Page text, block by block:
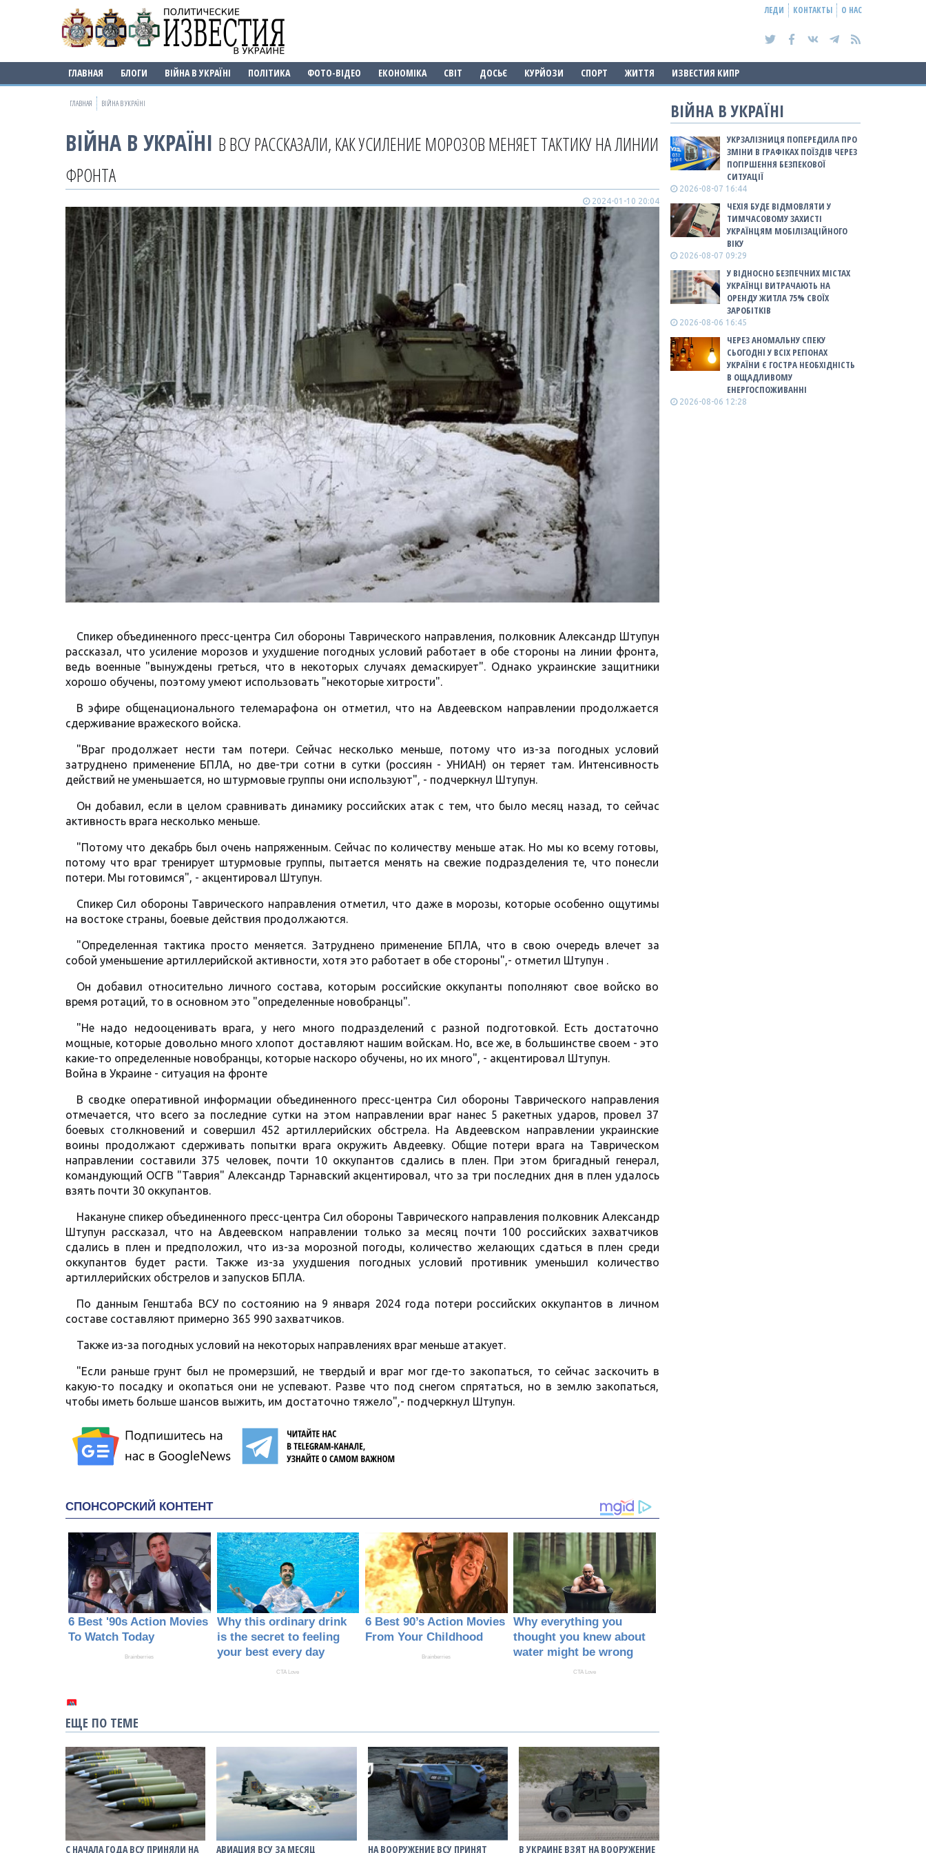
ЛЕДИ КОНТАКТЫ О НАС
ГЛАВНАЯ БЛОГИ ВІЙНА В УКРАЇНІ ПОЛІТИКА ФОТО-ВІДЕО ЕКОНОМІКА СВІТ ДОСЬЄ КУРЙОЗИ СПОРТ ЖИТТЯ ИЗВЕСТИЯ КИПР
ГЛАВНАЯ ВІЙНА В УКРАЇНІ
ВІЙНА В УКРАЇНІ В ВСУ РАССКАЗАЛИ, КАК УСИЛЕНИЕ МОРОЗОВ МЕНЯЕТ ТАКТИКУ НА ЛИНИИ
ФРОНТА
2024-01-10 20:04
Спикер объединенного пресс-центра Сил обороны Таврического направления, полковник Александр Штупун
рассказал, что усиление морозов и ухудшение погодных условий работает в обе стороны на линии фронта,
ведь военные "вынуждены греться, что в некоторых случаях демаскирует". Однако украинские защитники
хорошо обучены, поэтому умеют использовать "некоторые хитрости".
В эфире общенационального телемарафона он отметил, что на Авдеевском направлении продолжается
сдерживание вражеского войска.
"Враг продолжает нести там потери. Сейчас несколько меньше, потому что из-за погодных условий
затруднено применение БПЛА, но две-три сотни в сутки (россиян - УНИАН) он теряет там. Интенсивность
действий не уменьшается, но штурмовые группы они используют", - подчеркнул Штупун.
Он добавил, если в целом сравнивать динамику российских атак с тем, что было месяц назад, то сейчас
активность врага несколько меньше.
"Потому что декабрь был очень напряженным. Сейчас по количеству меньше атак. Но мы ко всему готовы,
потому что враг тренирует штурмовые группы, пытается менять на свежие подразделения те, что понесли
потери. Мы готовимся", - акцентировал Штупун.
Спикер Сил обороны Таврического направления отметил, что даже в морозы, которые особенно ощутимы
на востоке страны, боевые действия продолжаются.
"Определенная тактика просто меняется. Затруднено применение БПЛА, что в свою очередь влечет за
собой уменьшение артиллерийской активности, хотя это работает в обе стороны",- отметил Штупун .
Он добавил относительно личного состава, которым российские оккупанты пополняют свое войско во
время ротаций, то в основном это "определенные новобранцы".
"Не надо недооценивать врага, у него много подразделений с разной подготовкой. Есть достаточно
мощные, которые довольно много хлопот доставляют нашим войскам. Но, все же, в большинстве своем - это
какие-то определенные новобранцы, которые наскоро обучены, но их много", - акцентировал Штупун.
Война в Украине - ситуация на фронте
В сводке оперативной информации объединенного пресс-центра Сил обороны Таврического направления
отмечается, что всего за последние сутки на этом направлении враг нанес 5 ракетных ударов, провел 37
боевых столкновений и совершил 452 артиллерийских обстрела. На Авдеевском направлении украинские
воины продолжают сдерживать попытки врага окружить Авдеевку. Общие потери врага на Таврическом
направлении составили 375 человек, почти 10 оккупантов сдались в плен. При этом бригадный генерал,
командующий ОСГВ "Таврия" Александр Тарнавский акцентировал, что за три последних дня в плен удалось
взять почти 30 оккупантов.
Накануне спикер объединенного пресс-центра Сил обороны Таврического направления полковник Александр
Штупун рассказал, что на Авдеевском направлении только за месяц почти 100 российских захватчиков
сдались в плен и предположил, что из-за морозной погоды, количество желающих сдаться в плен среди
оккупантов будет расти. Также из-за ухудшения погодных условий противник уменьшил количество
артиллерийских обстрелов и запусков БПЛА.
По данным Генштаба ВСУ по состоянию на 9 января 2024 года потери российских оккупантов в личном
составе составляют примерно 365 990 захватчиков.
Также из-за погодных условий на некоторых направлениях враг меньше атакует.
"Если раньше грунт был не промерзший, не твердый и враг мог где-то закопаться, то сейчас заскочить в
какую-то посадку и окопаться они не успевают. Разве что под снегом спрятаться, но в землю закопаться,
чтобы иметь больше шансов выжить, им достаточно тяжело",- подчеркнул Штупун.
ЕЩЕ ПО ТЕМЕ
С НАЧАЛА ГОДА ВСУ ПРИНЯЛИ НА АВИАЦИЯ ВСУ ЗА МЕСЯЦ НА ВООРУЖЕНИЕ ВСУ ПРИНЯТ В УКРАИНЕ ВЗЯТ НА ВООРУЖЕНИЕ
ВІЙНА В УКРАЇНІ
УКРЗАЛІЗНИЦЯ ПОПЕРЕДИЛА ПРО
ЗМІНИ В ГРАФІКАХ ПОЇЗДІВ ЧЕРЕЗ
ПОГІРШЕННЯ БЕЗПЕКОВОЇ
СИТУАЦІЇ
2026-08-07 16:44
ЧЕХІЯ БУДЕ ВІДМОВЛЯТИ У
ТИМЧАСОВОМУ ЗАХИСТІ
УКРАЇНЦЯМ МОБІЛІЗАЦІЙНОГО
ВІКУ
2026-08-07 09:29
У ВІДНОСНО БЕЗПЕЧНИХ МІСТАХ
УКРАЇНЦІ ВИТРАЧАЮТЬ НА
ОРЕНДУ ЖИТЛА 75% СВОЇХ
ЗАРОБІТКІВ
2026-08-06 16:45
ЧЕРЕЗ АНОМАЛЬНУ СПЕКУ
СЬОГОДНІ У ВСІХ РЕГІОНАХ
УКРАЇНИ Є ГОСТРА НЕОБХІДНІСТЬ
В ОЩАДЛИВОМУ
ЕНЕРГОСПОЖИВАННІ
2026-08-06 12:28